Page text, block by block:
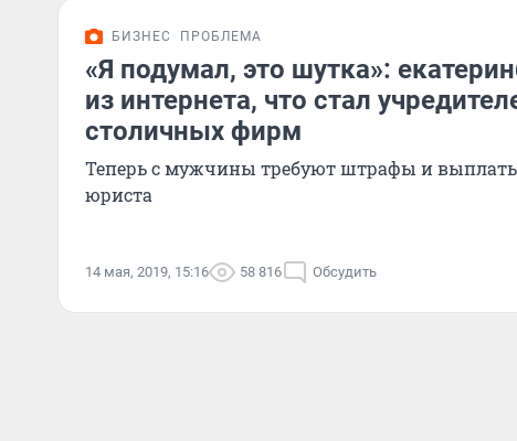
БИЗНЕС ПРОБЛЕМА
«Я подумал, это шутка»:
из интернета, что стал
столичных фирм
Теперь с мужчины требуют штрафы и
юриста
14 мая, 2019, 15:16 58 816 Обсудить